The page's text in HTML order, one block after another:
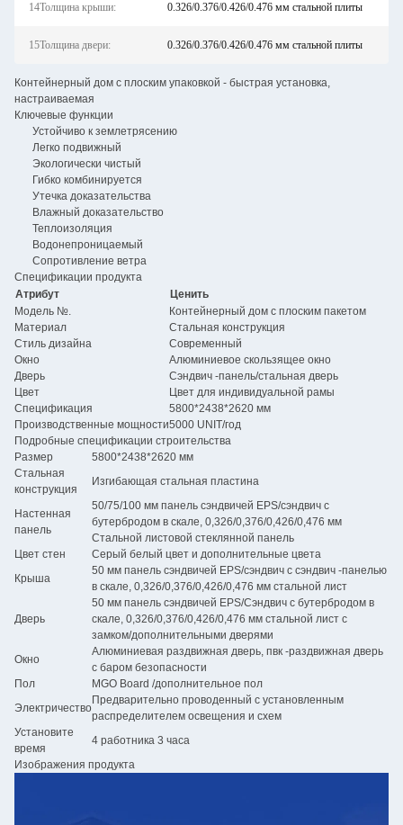
14Толщина крыши: 0.326/0.376/0.426/0.476 мм стальной плиты
15Толщина двери: 0.326/0.376/0.426/0.476 мм стальной плиты
Контейнерный дом с плоским упаковкой - быстрая установка,
настраиваемая
Ключевые функции
Устойчиво к землетрясению
Легко подвижный
Экологически чистый
Гибко комбинируется
Утечка доказательства
Влажный доказательство
Теплоизоляция
Водонепроницаемый
Сопротивление ветра
Спецификации продукта
Атрибут
Ценить
Модель №.
Контейнерный дом с плоским пакетом
Материал
Стальная конструкция
Стиль дизайна
Современный
Окно
Алюминиевое скользящее окно
Дверь
Сэндвич -панель/стальная дверь
Цвет
Цвет для индивидуальной рамы
Спецификация
5800*2438*2620 мм
Производственные мощности5000 UNIT/год
Подробные спецификации строительства
Размер
5800*2438*2620 мм
Стальная
конструкция
Изгибающая стальная пластина
Настенная
панель
50/75/100 мм панель сэндвичей EPS/сэндвич с
бутербродом в скале, 0,326/0,376/0,426/0,476 мм
Стальной листовой стеклянной панель
Цвет стен
Серый белый цвет и дополнительные цвета
Крыша
50 мм панель сэндвичей EPS/сэндвич с сэндвич -панелью
в скале, 0,326/0,376/0,426/0,476 мм стальной лист
Дверь
50 мм панель сэндвичей EPS/Сэндвич с бутербродом в
скале, 0,326/0,376/0,426/0,476 мм стальной лист с
замком/дополнительными дверями
Окно
Алюминиевая раздвижная дверь, пвк -раздвижная дверь
с баром безопасности
Пол
MGO Board /дополнительное пол
Электричество
Предварительно проводенный с установленным
распределителем освещения и схем
Установите
время
4 работника 3 часа
Изображения продукта